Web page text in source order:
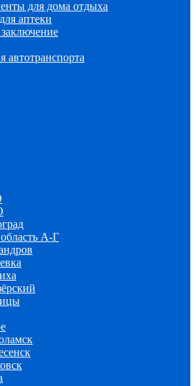
для дома отдыха
аптеки
автотранспорта
А-Г